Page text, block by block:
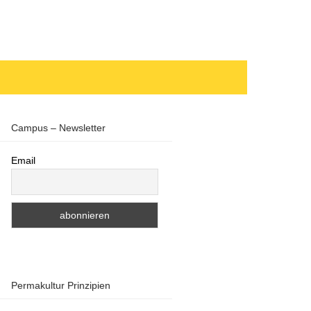
Campus – Newsletter
Email
Permakultur Prinzipien